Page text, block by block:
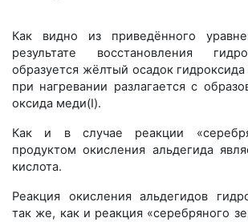
Как видно из приведённого
результате восстановления
образуется жёлтый осадок
при нагревании разлагается с
оксида меди(I).
Как и в случае реакции
продуктом окисления альдегида
кислота.
Реакция окисления альдегидов
так же, как и реакция «серебряного